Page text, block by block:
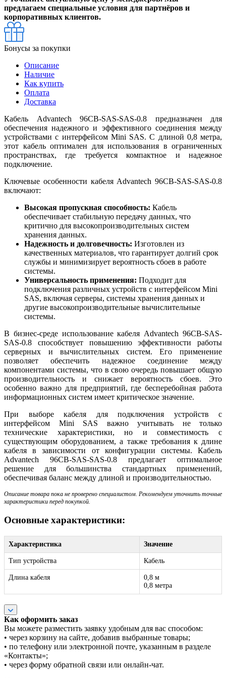
предлагаем специальные условия для партнёров и
корпоративных клиентов.
Бонусы за покупки
Описание
Наличие
Как купить
Оплата
Доставка
Кабель Advantech 96CB-SAS-SAS-0.8 предназначен для
обеспечения надежного и эффективного соединения между
устройствами с интерфейсом Mini SAS. С длиной 0,8 метра,
этот кабель оптимален для использования в ограниченных
пространствах, где требуется компактное и надежное
подключение.
Ключевые особенности кабеля Advantech 96CB-SAS-SAS-0.8
включают:
Высокая пропускная способность: Кабель
обеспечивает стабильную передачу данных, что
критично для высокопроизводительных систем
хранения данных.
Надежность и долговечность: Изготовлен из
качественных материалов, что гарантирует долгий срок
службы и минимизирует вероятность сбоев в работе
системы.
Универсальность применения: Подходит для
подключения различных устройств с интерфейсом Mini
SAS, включая серверы, системы хранения данных и
другие высокопроизводительные вычислительные
системы.
В бизнес-среде использование кабеля Advantech 96CB-SAS-
SAS-0.8 способствует повышению эффективности работы
серверных и вычислительных систем. Его применение
позволяет обеспечить надежное соединение между
компонентами системы, что в свою очередь повышает общую
производительность и снижает вероятность сбоев. Это
особенно важно для предприятий, где бесперебойная работа
информационных систем имеет критическое значение.
При выборе кабеля для подключения устройств с
интерфейсом Mini SAS важно учитывать не только
технические характеристики, но и совместимость с
существующим оборудованием, а также требования к длине
кабеля в зависимости от конфигурации системы. Кабель
Advantech 96CB-SAS-SAS-0.8 предлагает оптимальное
решение для большинства стандартных применений,
обеспечивая баланс между длиной и производительностью.
Описание товара пока не проверено специалистом. Рекомендуем уточнить точные
характеристики перед покупкой.
Основные характеристики:
Характеристика Значение
Тип устройства Кабель
Длина кабеля
0,8 м
0,8 метра
Как оформить заказ
Вы можете разместить заявку удобным для вас способом:
• через корзину на сайте, добавив выбранные товары;
• по телефону или электронной почте, указанным в разделе
«Контакты»;
• через форму обратной связи или онлайн-чат.